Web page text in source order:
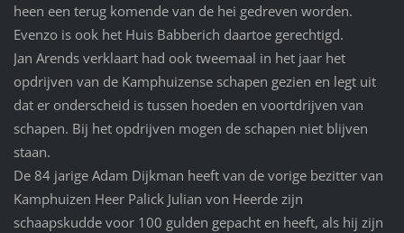
heen een terug komende van de hei gedreven worden.
Evenzo is ook het Huis Babberich daartoe gerechtigd.
Jan Arends verklaart had ook tweemaal in het jaar het
opdrijven van de Kamphuizense schapen gezien en legt uit
dat er onderscheid is tussen hoeden en voortdrijven van
schapen. Bij het opdrijven mogen de schapen niet blijven
staan.
De 84 jarige Adam Dijkman heeft van de vorige bezitter van
Kamphuizen Heer Palick Julian von Heerde zijn
schaapskudde voor 100 gulden gepacht en heeft, als hij zijn